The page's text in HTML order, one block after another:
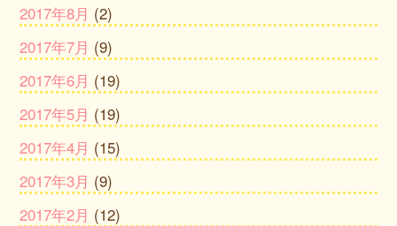
2017年8月 (2)
2017年7月 (9)
2017年6月 (19)
2017年5月 (19)
2017年4月 (15)
2017年3月 (9)
2017年2月 (12)